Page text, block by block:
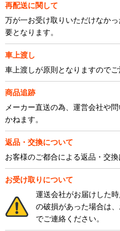
再配送に関して
万が一お受け取りいただけなか
要となります。
車上渡し
車上渡しが原則となりますのでご
商品追跡
メーカー直送の為、運営会社や
かねます。
返品・交換について
お客様のご都合による返品・交換
お受け取りについて
運送会社がお届けした
の破損があった場合は
でご連絡ください。